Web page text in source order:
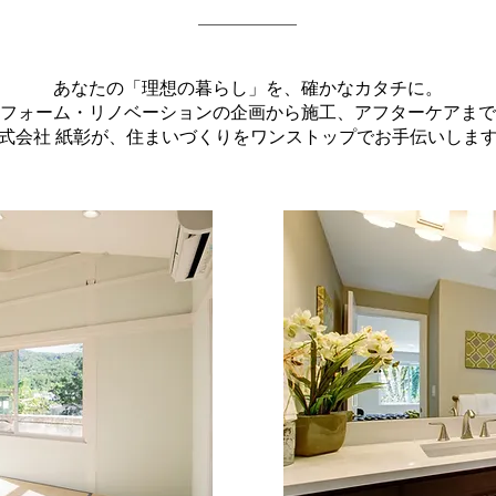
あなたの「理想の暮らし」を、確かなカタチに。
ォーム・リノベーションの企画から施工、アフターケアま
会社 紙彰が、住まいづくりをワンストップでお手伝いしま